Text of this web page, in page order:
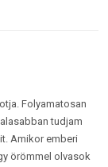
Folyamatosan
tudjam
Amikor emberi
örömmel olvasok